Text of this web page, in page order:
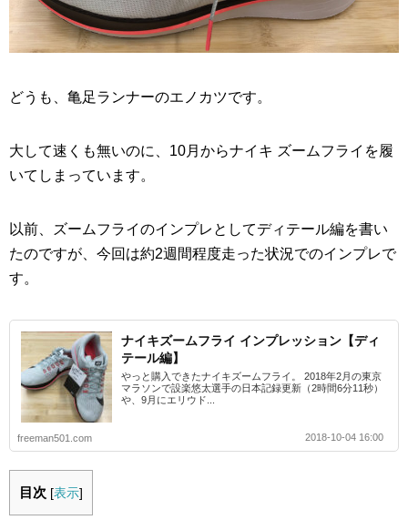
どうも、亀足ランナーのエノカツです。
大して速くも無いのに、10月からナイキ ズームフライを履
いてしまっています。
以前、ズームフライのインプレとしてディテール編を書い
たのですが、今回は約2週間程度走った状況でのインプレで
す。
ナイキズームフライ インプレッション【ディ
テール編】
やっと購入できたナイキズームフライ。 2018年2月の東京
マラソンで設楽悠太選手の日本記録更新（2時間6分11秒）
や、9月にエリウド...
freeman501.com 2018-10-04 16:00
目次 [表示]